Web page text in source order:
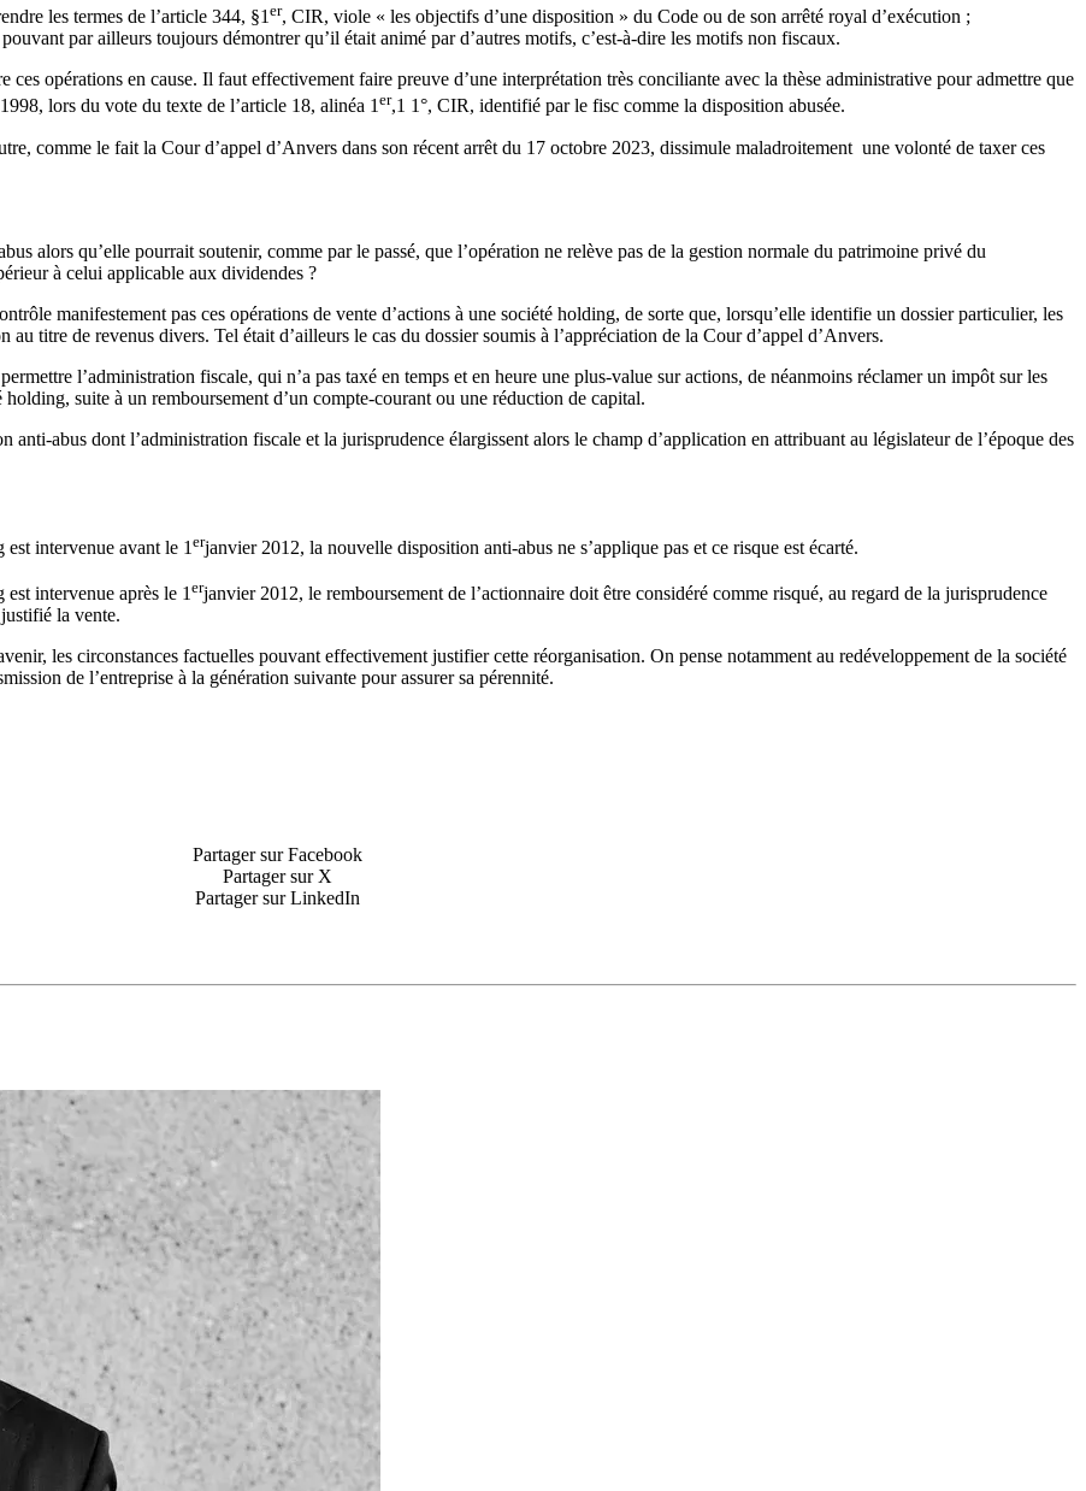
les termes de l’article 344, §1er, CIR, viole « les objectifs d’une disposition » du Code ou de son arrêté royal d’exécution ;
par ailleurs toujours démontrer qu’il était animé par d’autres motifs, c’est-à-dire les motifs non fiscaux.
ces opérations en cause. Il faut effectivement faire preuve d’une interprétation très conciliante avec la thèse administrative pour admettre que
lors du vote du texte de l’article 18, alinéa 1er,1 1°, CIR, identifié par le fisc comme la disposition abusée.
comme le fait la Cour d’appel d’Anvers dans son récent arrêt du 17 octobre 2023, dissimule maladroitement une volonté de taxer ces
alors qu’elle pourrait soutenir, comme par le passé, que l’opération ne relève pas de la gestion normale du patrimoine privé du
à celui applicable aux dividendes ?
manifestement pas ces opérations de vente d’actions à une société holding, de sorte que, lorsqu’elle identifie un dossier particulier, les
titre de revenus divers. Tel était d’ailleurs le cas du dossier soumis à l’appréciation de la Cour d’appel d’Anvers.
l’administration fiscale, qui n’a pas taxé en temps et en heure une plus-value sur actions, de néanmoins réclamer un impôt sur les
suite à un remboursement d’un compte-courant ou une réduction de capital.
anti-abus dont l’administration fiscale et la jurisprudence élargissent alors le champ d’application en attribuant au législateur de l’époque des
intervenue avant le 1 erjanvier 2012, la nouvelle disposition anti-abus ne s’applique pas et ce risque est écarté.
intervenue après le 1erjanvier 2012, le remboursement de l’actionnaire doit être considéré comme risqué, au regard de la jurisprudence
la vente.
les circonstances factuelles pouvant effectivement justifier cette réorganisation. On pense notamment au redéveloppement de la société
de l’entreprise à la génération suivante pour assurer sa pérennité.
Partager sur Facebook
Partager sur X
Partager sur LinkedIn